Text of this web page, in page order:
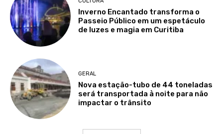
Inverno Encantado transforma o
Passeio Público em um espetáculo
de luzes e magia em Curitiba
GERAL
Nova estação-tubo de 44 toneladas
será transportada à noite para não
impactar o trânsito